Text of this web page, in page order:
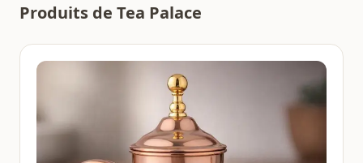
Produits de Tea Palace